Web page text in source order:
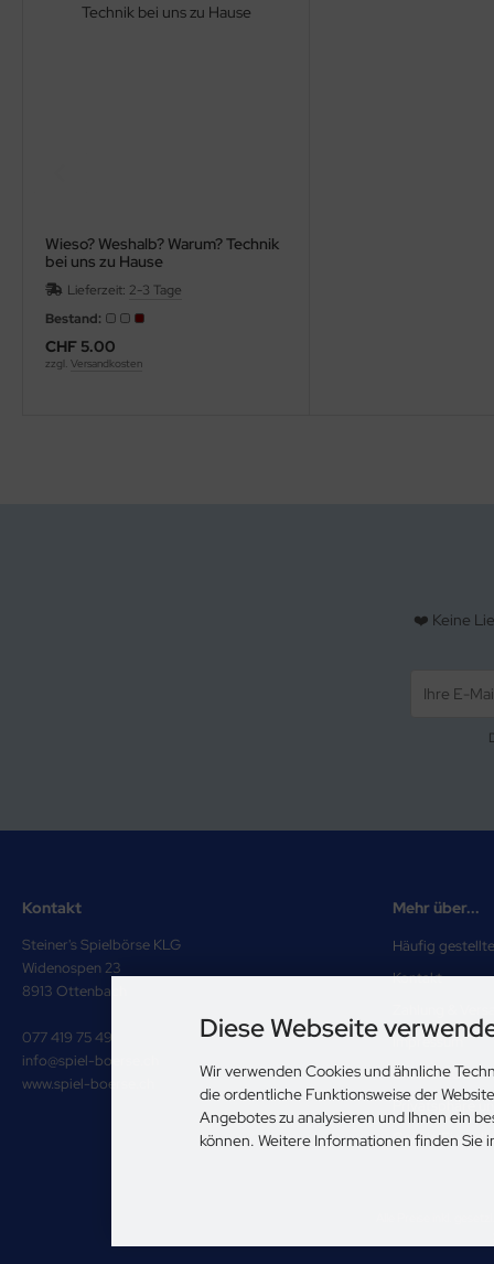
Wieso? Weshalb? Warum? Technik
bei uns zu Hause
Lieferzeit: 2-3 Tage
Bestand:
CHF 5.00
zzgl. Versandkosten
❤️ Keine
Kontakt
Steiner's Spielbörse KLG
Widenospen 23
8913 Ottenbach
077 419 75 49
info@spiel-boerse.ch
www.spiel-boerse.ch
Mehr über...
Häufig
Kontakt
Impressum
Unsere AGB
Privatsphäre
Cookie
Diese Webseite
Wir verwenden Cookies und ähnliche
die ordentliche Funktionsweise der
Angebotes zu analysieren und Ihnen ein
können. Weitere Informationen finden Sie